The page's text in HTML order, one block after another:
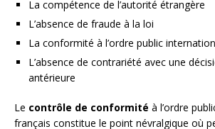
La compétence de l’autorité étrangère
L’absence de fraude à la loi
La conformité à l’ordre public
L’absence de contrariété avec une
antérieure
Le contrôle de conformité à l’ordre
français constitue le point névralgique où